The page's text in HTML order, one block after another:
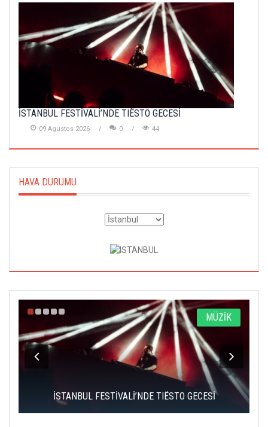
İSTANBUL FESTİVALİ’NDE TIËSTO GECESİ
09 Agustos 2026 0 44
HAVA DURUMU
MÜZİK
ADANA ALTIN KOZA'DA ORHAN KEMAL
ÖDÜLLERİ ÜÇ USTA İSME